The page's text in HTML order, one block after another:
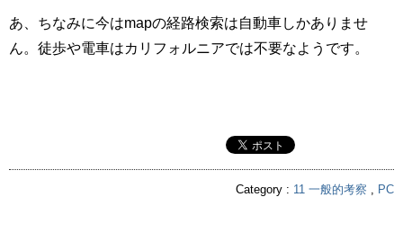
あ、ちなみに今はmapの経路検索は自動車しかありませ
ん。徒歩や電車はカリフォルニアでは不要なようです。
Category : 11 一般的考察 , PC